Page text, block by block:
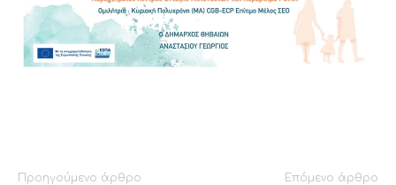
Προηγούμενο άρθρο Επόμενο άρθρο